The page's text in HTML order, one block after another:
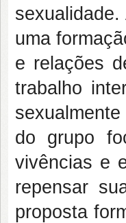
uma
e relações
trabalho
do grupo
vivências e
repensar
proposta